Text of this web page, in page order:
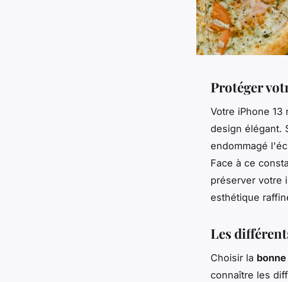
Protéger
Votre iPhone 13
design élégant.
endommagé
Face à ce
préserver votre
esthétique
Les
Choisir la
connaître les